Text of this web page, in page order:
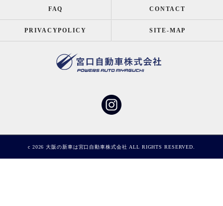
FAQ CONTACT
PRIVACYPOLICY SITE-MAP
c 2026 大阪の新車は宮口自動車株式会社 ALL RIGHTS RESERVED.